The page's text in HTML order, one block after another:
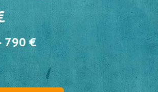
790 €